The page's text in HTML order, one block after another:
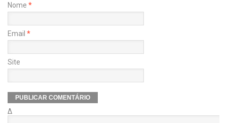
Nome *
Email *
Site
Δ